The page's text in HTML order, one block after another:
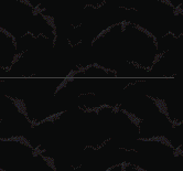
para las